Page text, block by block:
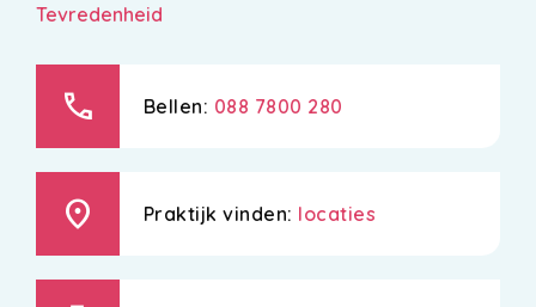
Tevredenheid
call Bellen: 088 7800 280
location_on Praktijk vinden: locaties